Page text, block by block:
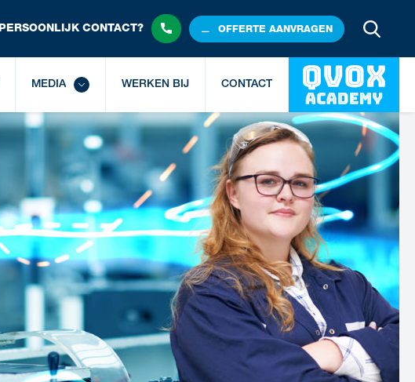
PERSOONLIJK CONTACT? OFFERTE AANVRAGEN
MEDIA WERKEN BIJ CONTACT